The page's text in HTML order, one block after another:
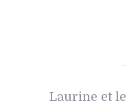
Laurine et